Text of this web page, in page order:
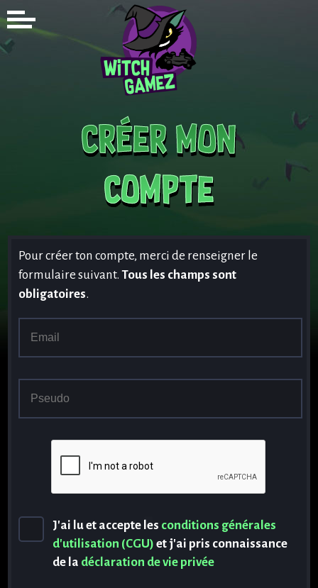
Créer mon
compte
Pour créer ton compte, merci de renseigner le
formulaire suivant.Tous les champs sont
obligatoires.
J'ai lu et accepte les conditions générales
d'utilisation (CGU) et j'ai pris connaissance
de la déclaration de vie privée